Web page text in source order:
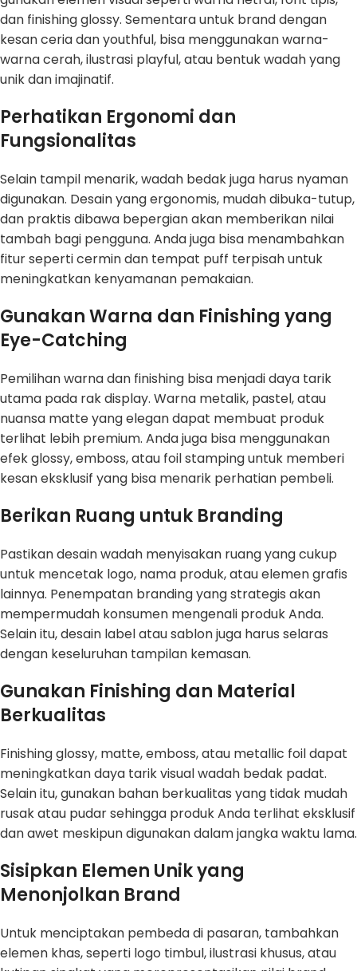
dan finishing glossy. Sementara untuk brand dengan
kesan ceria dan youthful, bisa menggunakan warna-
warna cerah, ilustrasi playful, atau bentuk wadah yang
unik dan imajinatif.
Perhatikan Ergonomi dan
Fungsionalitas
Selain tampil menarik, wadah bedak juga harus nyaman
digunakan. Desain yang ergonomis, mudah dibuka-tutup,
dan praktis dibawa bepergian akan memberikan nilai
tambah bagi pengguna. Anda juga bisa menambahkan
fitur seperti cermin dan tempat puff terpisah untuk
meningkatkan kenyamanan pemakaian.
Gunakan Warna dan Finishing yang
Eye-Catching
Pemilihan warna dan finishing bisa menjadi daya tarik
utama pada rak display. Warna metalik, pastel, atau
nuansa matte yang elegan dapat membuat produk
terlihat lebih premium. Anda juga bisa menggunakan
efek glossy, emboss, atau foil stamping untuk memberi
kesan eksklusif yang bisa menarik perhatian pembeli.
Berikan Ruang untuk Branding
Pastikan desain wadah menyisakan ruang yang cukup
untuk mencetak logo, nama produk, atau elemen grafis
lainnya. Penempatan branding yang strategis akan
mempermudah konsumen mengenali produk Anda.
Selain itu, desain label atau sablon juga harus selaras
dengan keseluruhan tampilan kemasan.
Gunakan Finishing dan Material
Berkualitas
Finishing glossy, matte, emboss, atau metallic foil dapat
meningkatkan daya tarik visual wadah bedak padat.
Selain itu, gunakan bahan berkualitas yang tidak mudah
rusak atau pudar sehingga produk Anda terlihat eksklusif
dan awet meskipun digunakan dalam jangka waktu lama.
Sisipkan Elemen Unik yang
Menonjolkan Brand
Untuk menciptakan pembeda di pasaran, tambahkan
elemen khas, seperti logo timbul, ilustrasi khusus, atau